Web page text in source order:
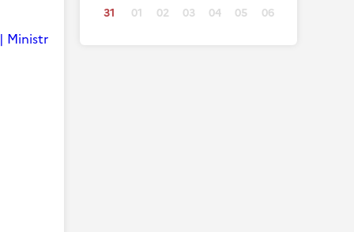
31
01 02 03 04 05 06
Ministr